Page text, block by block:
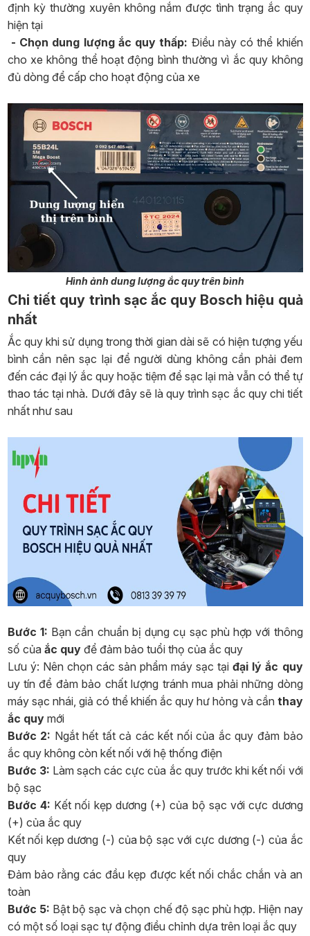
định kỳ thường xuyên không nắm được tình trạng ắc quy
hiện tại
- Chọn dung lượng ắc quy thấp: Điều này có thể khiến
cho xe không thể hoạt động bình thường vì ắc quy không
đủ dòng để cấp cho hoạt động của xe
Hình ảnh dung lượng ắc quy trên bình
Chi tiết quy trình sạc ắc quy Bosch hiệu quả
nhất
Ắc quy khi sử dụng trong thời gian dài sẽ có hiện tượng yếu
bình cần nên sạc lại để người dùng không cần phải đem
đến các đại lý ắc quy hoặc tiệm để sạc lại mà vẫn có thể tự
thao tác tại nhà. Dưới đây sẽ là quy trình sạc ắc quy chi tiết
nhất như sau
Bước 1: Bạn cần chuẩn bị dụng cụ sạc phù hợp với thông
số của ắc quy để đảm bảo tuổi thọ của ắc quy
Lưu ý: Nên chọn các sản phẩm máy sạc tạiđại lý ắc quy
uy tín để đảm bảo chất lượng tránh mua phải những dòng
máy sạc nhái, giả có thể khiến ắc quy hư hỏng và cần thay
ắc quymới
Bước 2: Ngắt hết tất cả các kết nối của ắc quy đảm bảo
ắc quy không còn kết nối với hệ thống điện
Bước 3: Làm sạch các cực của ắc quy trước khi kết nối với
bộ sạc
Bước 4: Kết nối kẹp dương (+) của bộ sạc với cực dương
(+) của ắc quy
Kết nối kẹp dương (-) của bộ sạc với cực dương (-) của ắc
quy
Đảm bảo rằng các đầu kẹp được kết nối chắc chắn và an
toàn
Bước 5: Bật bộ sạc và chọn chế độ sạc phù hợp. Hiện nay
có một số loại sạc tự động điều chỉnh dựa trên loại ắc quy